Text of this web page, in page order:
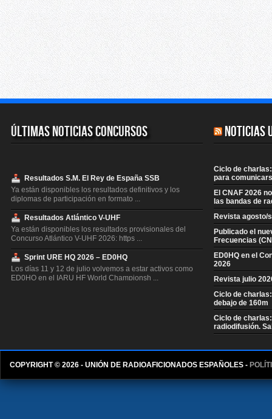
Últimas Noticias Concursos
Resultados S.M. El Rey de España SSB
Ya están disponibles los resultados definitivos y los
diplomas de participación en formato ...
Resultados Atlántico V-UHF
Ya están disponibles los resultados provisionales del
Concurso Atlántico V-UHF 2026: https ...
Sprint URE HQ 2026 – ED0HQ
Los días 11 y 12 de julio volvemos a estar activos como
ED0HQ en el IARU HF World Championsh ...
Ya están disponibles los resultados provisionales del
Noticias
Ciclo de
para
El CNAF 2026
las bandas de
Revista agosto/
Publicado el
Frecuencias
ED0HQ en el
2026
Revista julio
Ciclo de
debajo de 160m
Ciclo de
radiodifusión.
COPYRIGHT © 2026 - UNIÓN DE RADIOAFICIONADOS ESPAÑOLES -